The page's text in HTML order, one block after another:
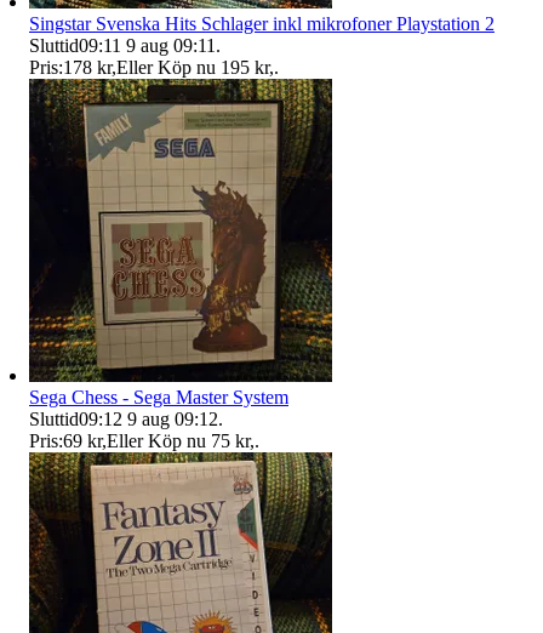
Singstar Svenska Hits Schlager inkl mikrofoner Playstation 2
Sluttid09:11 9 aug 09:11 .
Pris:178 kr,Eller Köp nu 195 kr,.
Sega Chess - Sega Master System
Sluttid09:12 9 aug 09:12.
Pris:69 kr,Eller Köp nu 75 kr,.